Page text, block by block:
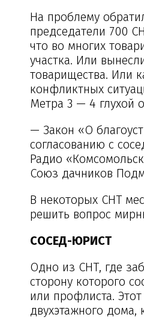
На проблему
председатели 700
что во многих
участка. Или
товарищества. Или
конфликтных
Метра 3 — 4 глухой
— Закон «О
согласованию с
Радио
Союз дачников
В некоторых СНТ
решить вопрос
СОСЕД-ЮРИСТ
Одно из СНТ, где
сторону которого
или профлиста.
двухэтажного дома,